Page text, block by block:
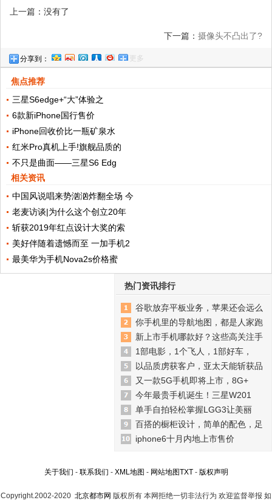
上一篇：没有了
下一篇： 摄像头不凸出了?
分享到： 更多
焦点推荐
三星S6edge+“大”体验之
6款新iPhone国行售价
iPhone回收价比一瓶矿泉水
红米Pro真机上手!旗舰品质的
不只是曲面——三星S6 Edg
相关资讯
中国风说唱来势汹汹炸翻全场 今
老麦访谈|为什么这个创立20年
斩获2019年红点设计大奖的索
美好伴随着遗憾而至 一加手机2
最美华为手机Nova2s价格蜜
热门资讯排行
谷歌放弃平板业务，苹果还会远么
你手机里的导航地图，都是人家跑
新上市手机哪款好？这些高关注手
1部电影，1个飞人，1部好车，
以品质虏获客户，亚太天能斩获品
又一款5G手机即将上市，8G+
今年最贵手机诞生！三星W201
单手自拍轻松掌握LGG3让美丽
百搭的橱柜设计，简单的配色，足
iphone6十月内地上市售价
关于我们 - 联系我们 - XML地图 - 网站地图TXT- 版权声明
Copyright.2002-2020 北京都市网 版权所有 本网拒绝一切非法行为 欢迎监督举报 如